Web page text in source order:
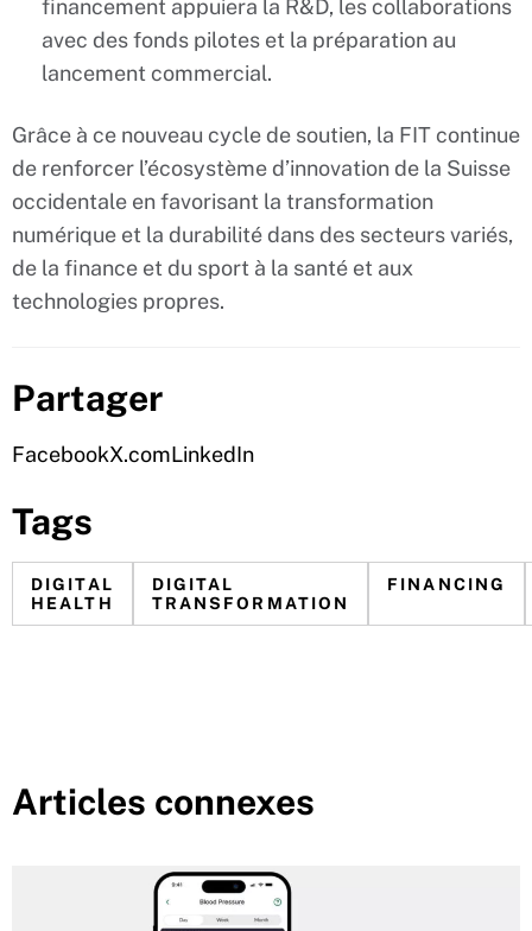
financement appuiera la R&D, les collaborations
avec des fonds pilotes et la préparation au
lancement commercial.
Grâce à ce nouveau cycle de soutien, la FIT continue
de renforcer l’écosystème d’innovation de la Suisse
occidentale en favorisant la transformation
numérique et la durabilité dans des secteurs variés,
de la finance et du sport à la santé et aux
technologies propres.
Partager
FacebookX.comLinkedIn
Tags
DIGITAL
HEALTH
DIGITAL
TRANSFORMATION
FINANCING
Articles connexes